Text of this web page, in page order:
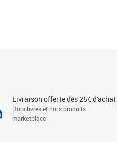
Livraison offerte dès 25€ d'achat
Hors livres et hors produits
marketplace